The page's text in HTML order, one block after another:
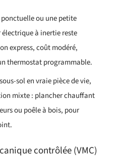
ou une petite
à inertie reste
express, coût modéré,
thermostat programmable.
sol en vraie pièce de vie,
mixte : plancher chauffant
ou poêle à bois, pour
contrôlée (VMC)